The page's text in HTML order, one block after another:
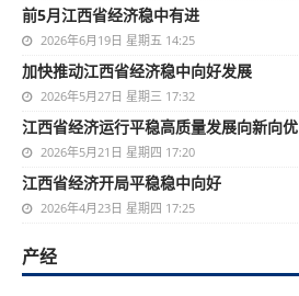
前5月江西省经济稳中有进
2026年6月19日 星期五 14:25
加快推动江西省经济稳中向好发展
2026年5月27日 星期三 17:32
江西省经济运行平稳高质量发展向新向优
2026年5月21日 星期四 17:20
江西省经济开局平稳稳中向好
2026年4月23日 星期四 17:25
产经